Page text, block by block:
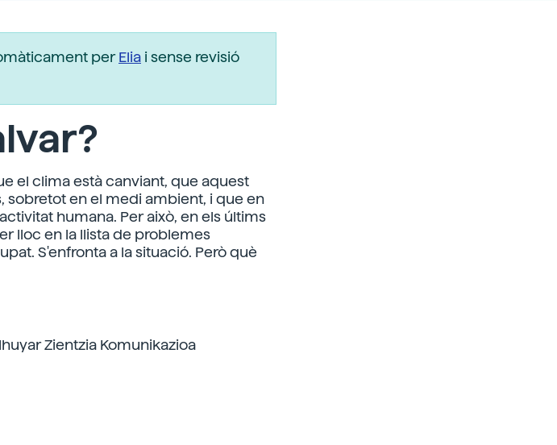
perElia i sense revisió
el clima està canviant, que aquest
en el medi ambient, i que en
humana. Per això, en els últims
lloc en la llista de problemes
S'enfronta a la situació. Però què
Zientzia Komunikazioa